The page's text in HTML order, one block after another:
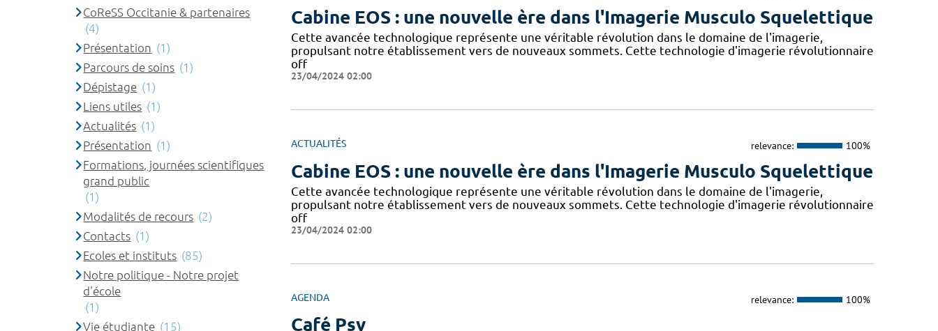
Cabine EOS : une nouvelle ère dans l'Imagerie Musculo Squelettique
Cette avancée technologique représente une véritable révolution dans le domaine de l'imagerie,
propulsant notre établissement vers de nouveaux sommets. Cette technologie d'imagerie révolutionnaire
off
23/04/2024 02:00
ACTUALITÉS relevance: 100%
Cabine EOS : une nouvelle ère dans l'Imagerie Musculo Squelettique
Cette avancée technologique représente une véritable révolution dans le domaine de l'imagerie,
propulsant notre établissement vers de nouveaux sommets. Cette technologie d'imagerie révolutionnaire
off
23/04/2024 02:00
AGENDA relevance: 100%
Café Psy
CoReSS Occitanie & partenaires
(4)
Présentation (1)
Parcours de soins (1)
Dépistage (1)
Liens utiles (1)
Actualités (1)
Présentation (1)
Formations, journées scientifiques
grand public
(1)
Modalités de recours (2)
Contacts (1)
Ecoles et instituts (85)
Notre politique - Notre projet
d'école
(1)
Vie étudiante (15)